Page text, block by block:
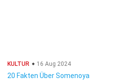
KULTUR 16 Aug 2024
20 Fakten Über Somenoya